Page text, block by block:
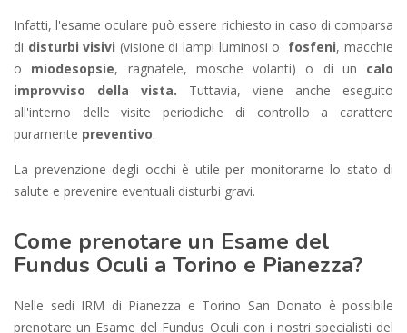
Infatti, l'esame oculare può essere richiesto in caso di comparsa
di disturbi visivi (visione di lampi luminosi o fosfeni, macchie
o miodesopsie, ragnatele, mosche volanti) o di un calo
improvviso della vista. Tuttavia, viene anche eseguito
all'interno delle visite periodiche di controllo a carattere
puramente preventivo.
La prevenzione degli occhi è utile per monitorarne lo stato di
salute e prevenire eventuali disturbi gravi.
Come prenotare un Esame del
Fundus Oculi a Torino e Pianezza?
Nelle sedi IRM di Pianezza e Torino San Donato è possibile
prenotare un Esame del Fundus Oculi con i nostri specialisti del